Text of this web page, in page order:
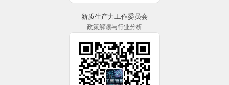
新质生产力工作委员会
政策解读与行业分析